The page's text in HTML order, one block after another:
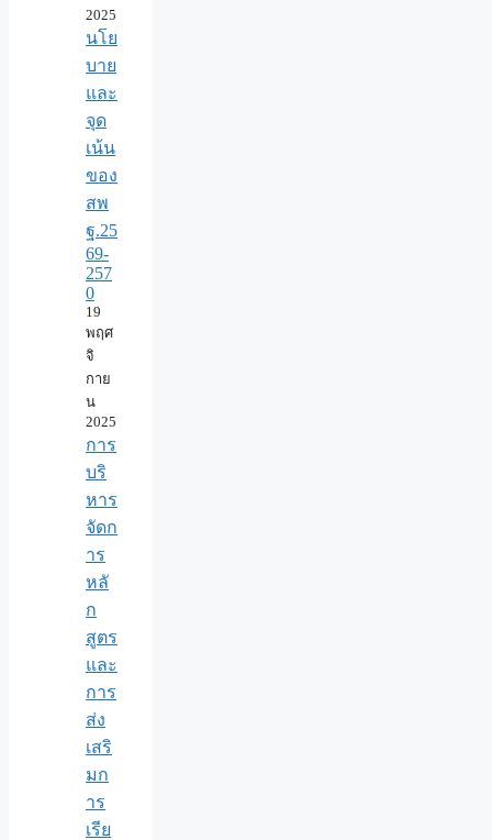
2025
นโย
บาย
และ
จุด
เน้น
ของ
สพ
ฐ.25
69-
257
0
19
พฤศ
จิ
กาย
น
2025
การ
บริ
หาร
จัดก
าร
หลั
ก
สูตร
และ
การ
ส่ง
เสริ
มก
าร
เรีย